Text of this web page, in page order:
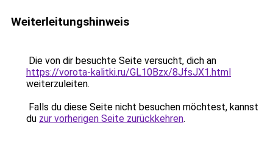
Weiterleitungshinweis
Die von dir besuchte Seite versucht, dich an
https://vorota-kalitki.ru/GL10Bzx/8JfsJX1.html
weiterzuleiten.
Falls du diese Seite nicht besuchen möchtest, kannst
du zur vorherigen Seite zurückkehren.